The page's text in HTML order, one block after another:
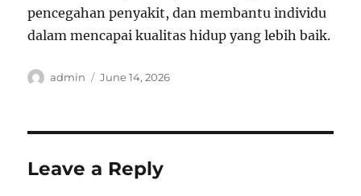
pencegahan penyakit, dan membantu individu
dalam mencapai kualitas hidup yang lebih baik.
Author
admin
Posted
June 14, 2026
Leave a Reply